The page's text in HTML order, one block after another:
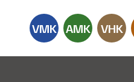
VMK AMK VHK